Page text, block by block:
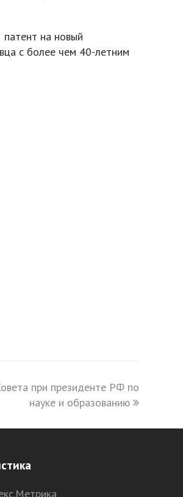
на новый
с более чем 40-летним
при президенте РФ по
науке и образованию